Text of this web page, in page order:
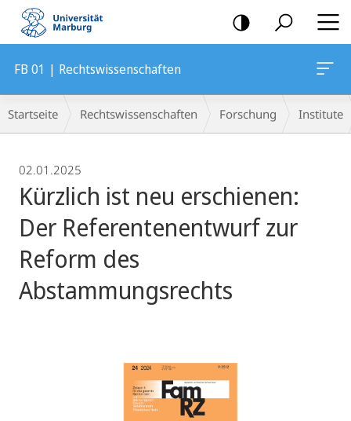
Mobile-
Navigation
FB 01 | Rechtswissenschaften
Breadcrumb-
Navigation
Startseite Rechtswissenschaften Forschung Institute
02.01.2025
Kürzlich ist neu erschienen:
Der Referentenentwurf zur
Reform des
Abstammungsrechts